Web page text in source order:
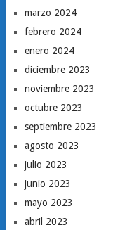
marzo 2024
febrero 2024
enero 2024
diciembre 2023
noviembre 2023
octubre 2023
septiembre 2023
agosto 2023
julio 2023
junio 2023
mayo 2023
abril 2023